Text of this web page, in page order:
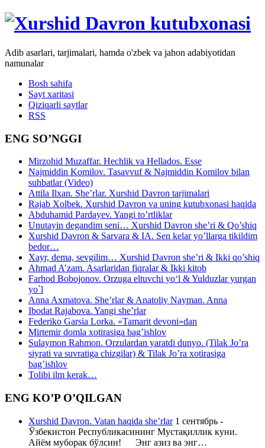
Adib asarlari, tarjimalari, hamda o'zbek va jahon adabiyotidan
namunalar
Bosh sahifa
Sayt xaritasi
Qiziqarli saytlar
RSS
ENG SO’NGGI
Mirzohid Muzaffar. Hechlik va Hellados. Esse
Najmiddin Komilov. Tasavvuf & Najmiddin Komilov bilan
suhbatlar (Video)
Attila Ilxan. She’rlar. Xurshid Davron tarjimalari
Rajab Xolbek. Xurshid Davron va uning kutubxonasi haqida
Abduhamid Pardayev. Yangi to’rtliklar
Unutayin degandim seni… Xurshid Davron she’ri & Qo’shiq
Xurshid Davron & Sarvara & IA. Sen kelar yo’llarga tikildim
bedor…
Xayr, dema, sevgilim… Xurshid Davron she’ri & Ikki qo’shiq
Ahmad A’zam. Asarlaridan fiqralar & Ikki kitob
Farhod Bobojonov. Orzuga eltuvchi yo‘l & Yulduzlar yurgan
yo`l
Anna Axmatova. She’rlar & Anatoliy Nayman. Anna
Ibodat Rajabova. Yangi she’rlar
Federiko Garsia Lorka. «Tamarit devoni»dan
Mirtemir domla xotirasiga bag’ishlov
Sulaymon Rahmon. Orzulardan yaratdi dunyo. (Tilak Jo’ra
siyrati va suvratiga chizgilar) & Tilak Jo’ra xotirasiga
bag’ishlov
Tolibi ilm kerak…
ENG KO’P O’QILGAN
Xurshid Davron. Vatan haqida she’rlar1 сентябрь -
Ўзбекистон Республикасининг Мустақиллик куни.
Айём муборак бўлсин! Энг азиз ва энг…